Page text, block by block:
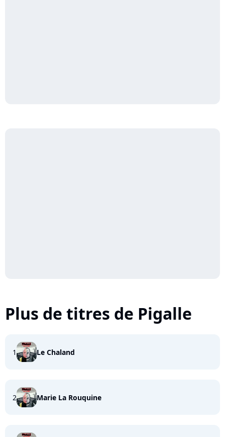
Plus de titres de Pigalle
1 Le Chaland
2 Marie La Rouquine